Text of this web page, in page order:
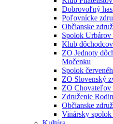
Dobrovoľný
Poľovnícke
Občianske
Spolok Urbárov
Klub
ZO Jednoty
Močenku
Spolok
ZO Slovenský
ZO Chovateľov
Združenie
Občianske
Vinársky